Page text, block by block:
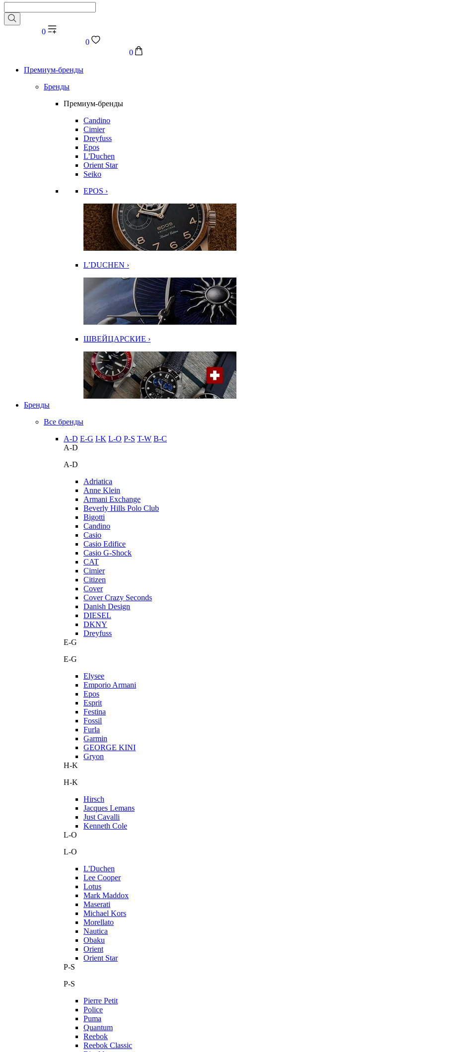
0
0
0
Премиум-бренды
Бренды
Премиум-бренды
Candino
Cimier
Dreyfuss
Epos
L'Duchen
Orient Star
Seiko
EPOS ›
L’DUCHEN ›
ШВЕЙЦАРСКИЕ ›
Бренды
Все бренды
A-D E-G I-K L-O P-S T-W В-С
A-D
A-D
Adriatica
Anne Klein
Armani Exchange
Beverly Hills Polo Club
Bigotti
Candino
Casio
Casio Edifice
Casio G-Shock
CAT
Cimier
Citizen
Cover
Cover Crazy Seconds
Danish Design
DIESEL
DKNY
Dreyfuss
E-G
E-G
Elysee
Emporio Armani
Epos
Esprit
Festina
Fossil
Furla
Garmin
GEORGE KINI
Gryon
H-K
H-K
Hirsch
Jacques Lemans
Just Cavalli
Kenneth Cole
L-O
L-O
L'Duchen
Lee Cooper
Lotus
Mark Maddox
Maserati
Michael Kors
Morellato
Nautica
Obaku
Orient
Orient Star
P-S
P-S
Pierre Petit
Police
Puma
Quantum
Reebok
Reebok Classic